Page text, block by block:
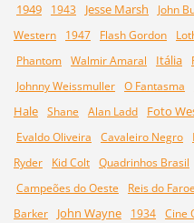
1949
1943 Jesse Marsh John
Western
1947 Flash Gordon
Phantom Walmir Amaral Itália
Johnny Weissmuller O Fantasma
Hale Shane Alan Ladd Foto
Evaldo Oliveira
Cavaleiro Negro
Ryder
Kid Colt Quadrinhos Brasil
Campeões do Oeste
Reis do
Barker
John Wayne 1934 Cine